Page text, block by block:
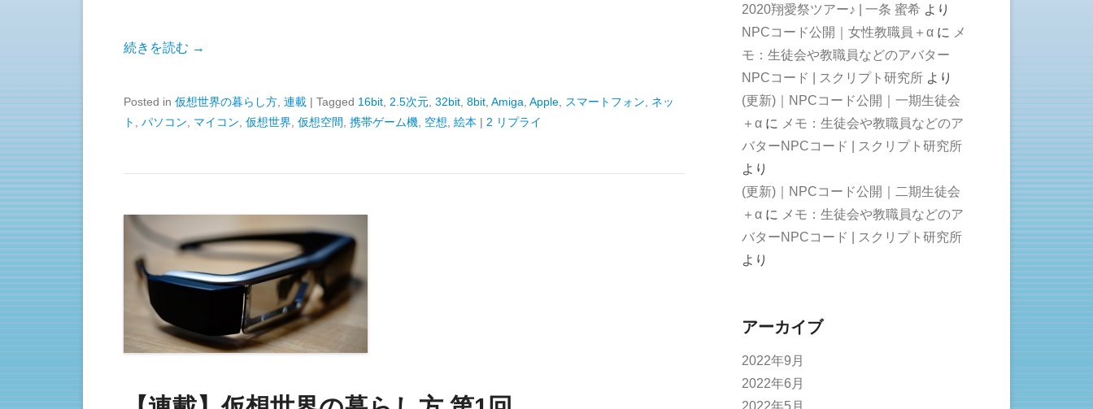
続きを読む →
Posted in 仮想世界の暮らし方 連載 | Tagged 16bit 2.5次元 32bit 8bit Amiga Apple スマートフォン
ネッ
ト
パソコン マイコン 仮想世界 仮想空間 携帯ゲーム機 空想 絵本 | 2 リプライ
2020翔愛祭ツアー♪ | 一条 蜜希 より
NPCコード公開｜女性教職員＋α に メ
モ：生徒会や教職員などのアバター
NPCコード | スクリプト研究所 より
(更新)｜NPCコード公開｜一期生徒会
＋α に メモ：生徒会や教職員などのア
バターNPCコード | スクリプト研究所
より
(更新)｜NPCコード公開｜二期生徒会
＋α に メモ：生徒会や教職員などのア
バターNPCコード | スクリプト研究所
より
アーカイブ
2022年9月
2022年6月
2022年5月